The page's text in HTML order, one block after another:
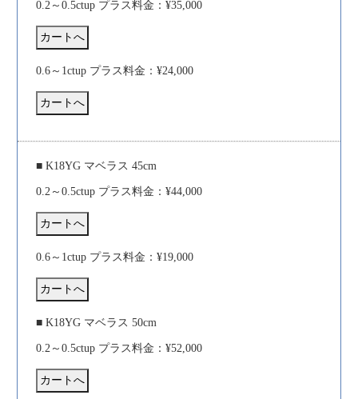
0.2～0.5ctup プラス料金：¥35,000
0.6～1ctup プラス料金：¥24,000
■ K18YG マベラス 45cm
0.2～0.5ctup プラス料金：¥44,000
0.6～1ctup プラス料金：¥19,000
■ K18YG マベラス 50cm
0.2～0.5ctup プラス料金：¥52,000